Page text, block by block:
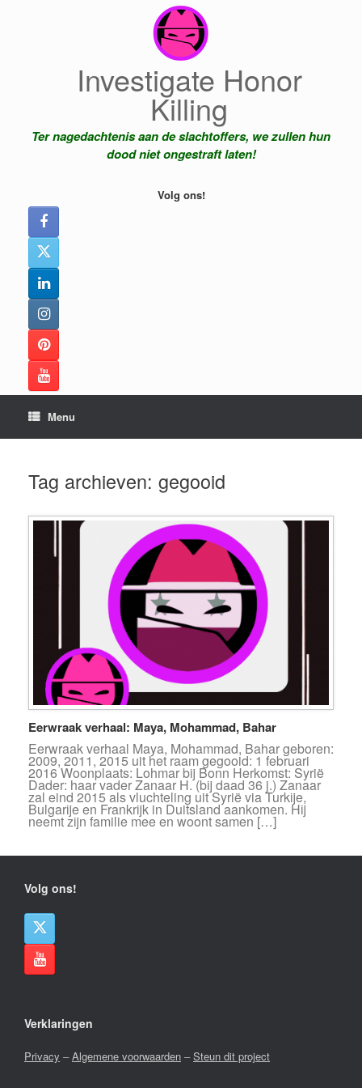
Investigate Honor
Killing
Ter nagedachtenis aan de slachtoffers, we zullen hun
dood niet ongestraft laten!
Volg ons!
Menu
Tag archieven: gegooid
Eerwraak verhaal: Maya, Mohammad, Bahar
Eerwraak verhaal Maya, Mohammad, Bahar geboren:
2009, 2011, 2015 uit het raam gegooid: 1 februari
2016 Woonplaats: Lohmar bij Bonn Herkomst: Syrië
Dader: haar vader Zanaar H. (bij daad 36 j.) Zanaar
zal eind 2015 als vluchteling uit Syrië via Turkije,
Bulgarije en Frankrijk in Duitsland aankomen. Hij
neemt zijn familie mee en woont samen […]
Volg ons!
Verklaringen
Privacy –Algemene voorwaarden –Steun dit project